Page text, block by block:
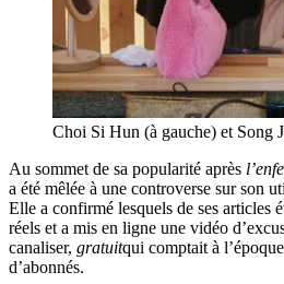
Choi Si Hun (à gauche) et Song
Au sommet de sa popularité après
a été mêlée à une controverse sur son
Elle a confirmé lesquels de ses articles
réels et a mis en ligne une vidéo
canaliser, gratuitqui comptait à
d’abonnés.